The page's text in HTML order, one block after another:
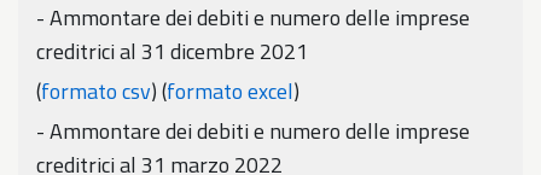
- Ammontare dei debiti e numero delle imprese
creditrici al 31 dicembre 2021
(formato csv) (formato excel)
- Ammontare dei debiti e numero delle imprese
creditrici al 31 marzo 2022